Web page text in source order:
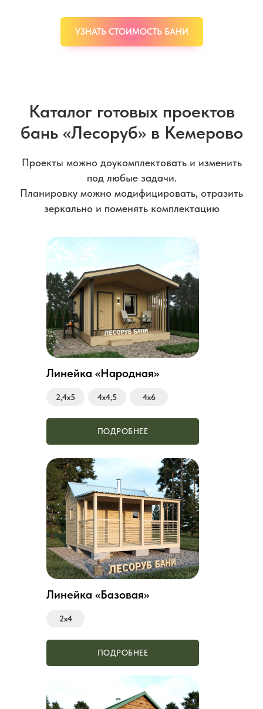
УЗНАТЬ СТОИМОСТЬ БАНИ
Каталог готовых проектов
бань «Лесоруб» в Кемерово
Проекты можно доукомплектовать и изменить
под любые задачи.
Планировку можно модифицировать, отразить
зеркально и поменять комплектацию
Линейка «Народная»
4х6
4х4,5
2,4х5
ПОДРОБНЕЕ
Линейка «Базовая»
2х4
ПОДРОБНЕЕ